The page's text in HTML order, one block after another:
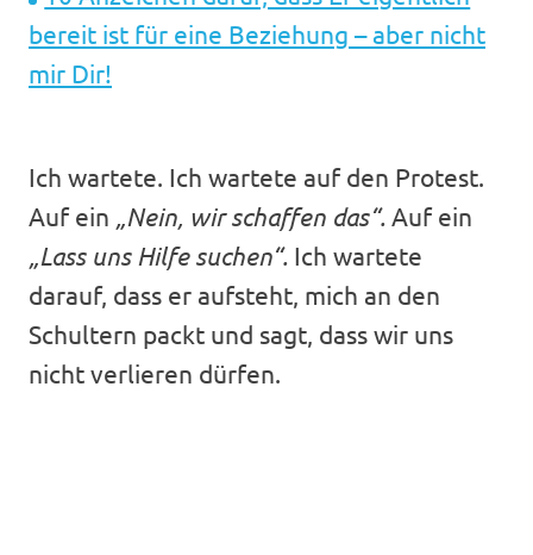
bereit ist für eine Beziehung – aber nicht
mir Dir​!
Ich wartete. Ich wartete auf den Protest.
Auf ein „Nein, wir schaffen das“. Auf ein
„Lass uns Hilfe suchen“. Ich wartete
darauf, dass er aufsteht, mich an den
Schultern packt und sagt, dass wir uns
nicht verlieren dürfen.